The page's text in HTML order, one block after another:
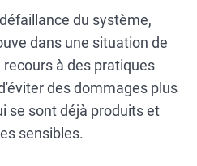
du système,
dans une situation de
à des pratiques
des dommages plus
se sont déjà produits et
sensibles.